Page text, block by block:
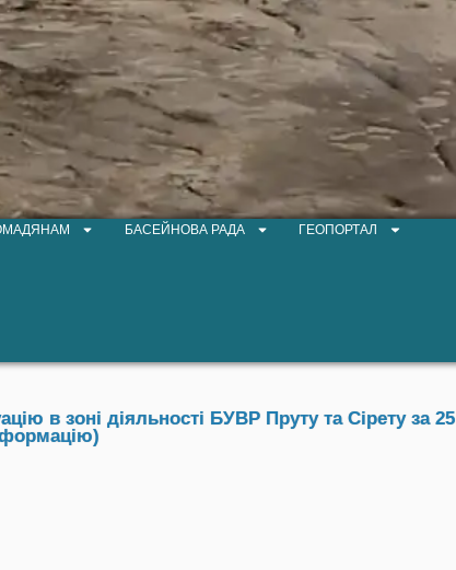
БАСЕЙНОВА РАДА ГЕОПОРТАЛ
в зоні діяльності БУВР Пруту та Сірету за 25